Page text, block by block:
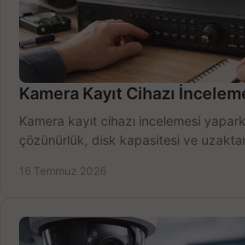
Kamera Kayıt Cihazı
Kamera kayıt cihazı incelemesi
çözünürlük, disk kapasitesi ve
16 Temmuz 2026